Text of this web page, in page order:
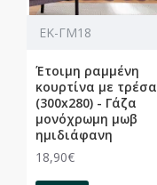
ΕΚ-ΓΜ18
Έτοιμη ραμμένη
κουρτίνα με τρέσα
(300x280) - Γάζα
μονόχρωμη μωβ
ημιδιάφανη
18,90€